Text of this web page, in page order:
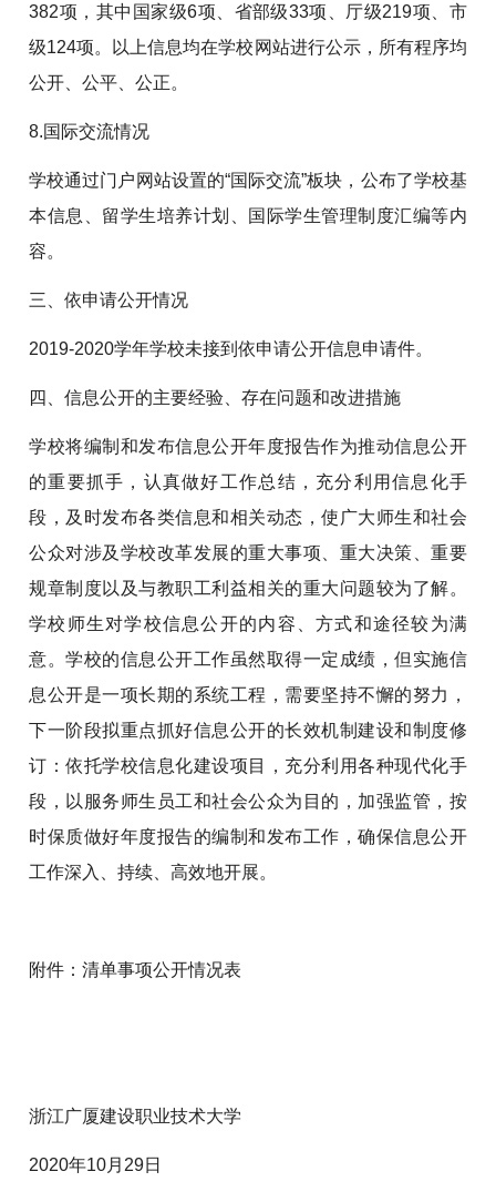
382项，其中国家级6项、省部级33项、厅级219项、市
级124项。以上信息均在学校网站进行公示，所有程序均
公开、公平、公正。
8.国际交流情况
学校通过门户网站设置的“国际交流”板块，公布了学校基
本信息、留学生培养计划、国际学生管理制度汇编等内
容。
三、依申请公开情况
2019-2020学年学校未接到依申请公开信息申请件。
四、信息公开的主要经验、存在问题和改进措施
学校将编制和发布信息公开年度报告作为推动信息公开
的重要抓手，认真做好工作总结，充分利用信息化手
段，及时发布各类信息和相关动态，使广大师生和社会
公众对涉及学校改革发展的重大事项、重大决策、重要
规章制度以及与教职工利益相关的重大问题较为了解。
学校师生对学校信息公开的内容、方式和途径较为满
意。学校的信息公开工作虽然取得一定成绩，但实施信
息公开是一项长期的系统工程，需要坚持不懈的努力，
下一阶段拟重点抓好信息公开的长效机制建设和制度修
订：依托学校信息化建设项目，充分利用各种现代化手
段，以服务师生员工和社会公众为目的，加强监管，按
时保质做好年度报告的编制和发布工作，确保信息公开
工作深入、持续、高效地开展。
附件：清单事项公开情况表
浙江广厦建设职业技术大学
2020年10月29日